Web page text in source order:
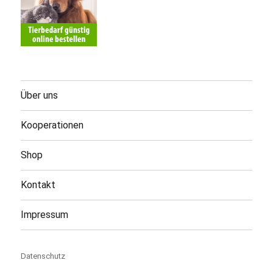
Über uns
Kooperationen
Shop
Kontakt
Impressum
Datenschutz